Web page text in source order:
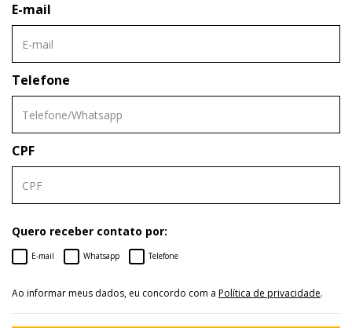
E-mail
Telefone
CPF
Quero receber contato por:
E-mail Whatsapp Telefone
Ao informar meus dados, eu concordo com a Política de privacidade.